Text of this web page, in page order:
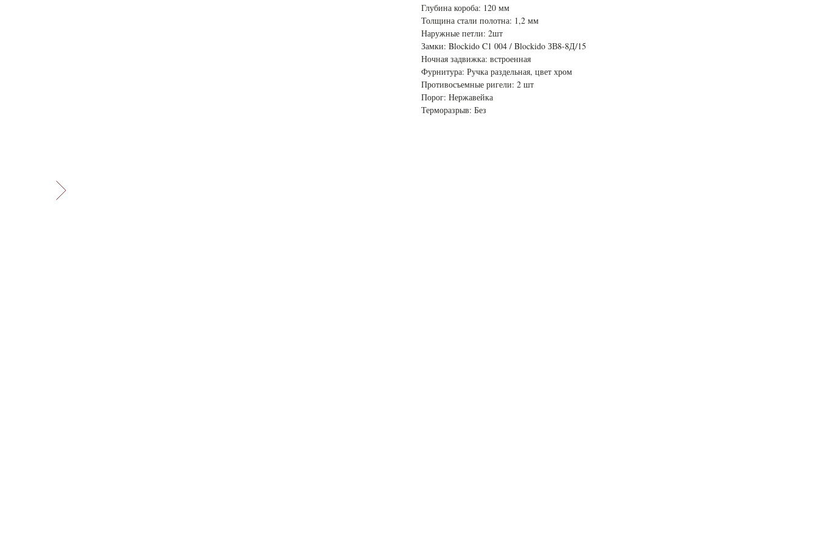
Глубина короба: 120 мм
Толщина стали полотна: 1,2 мм
Наружные петли: 2шт
Замки: Blockido C1 004 / Blockido ЗВ8-8Д/15
Ночная задвижка: встроенная
Фурнитура: Ручка раздельная, цвет хром
Противосъемные ригели: 2 шт
Порог: Нержавейка
Терморазрыв: Без